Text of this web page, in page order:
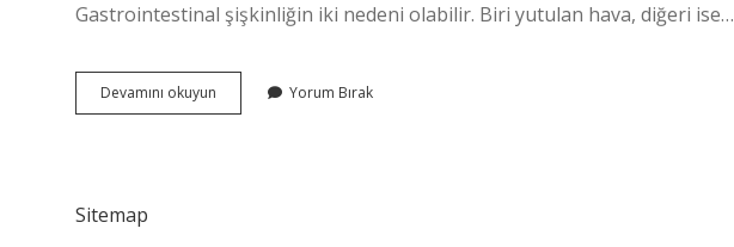
Gastrointestinal şişkinliğin iki nedeni olabilir. Biri yutulan hava, diğeri ise…
Devamını okuyun
Gazında
Yorum Bırak
Sitemap